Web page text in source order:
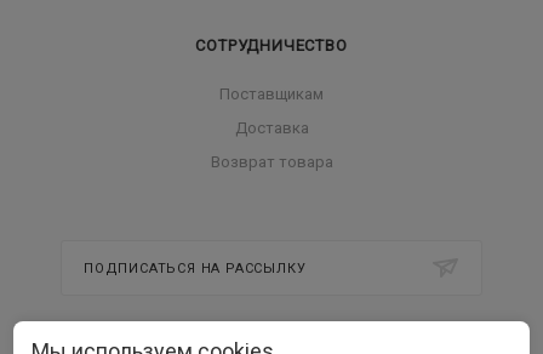
СОТРУДНИЧЕСТВО
Поставщикам
Доставка
Возврат товара
ПОДПИСАТЬСЯ НА РАССЫЛКУ